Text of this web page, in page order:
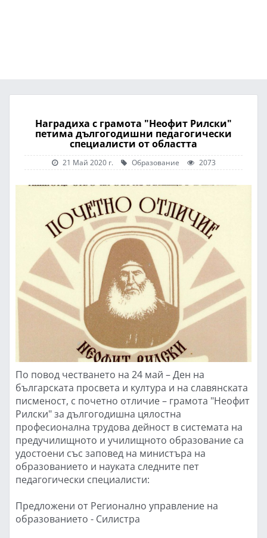
Наградиха с грамота "Неофит Рилски"
петима дългогодишни педагогически
специалисти от областта
21 Май 2020 г. Образование 2073
По повод честването на 24 май – Ден на
българската просвета и култура и на славянската
писменост, с почетно отличие – грамота "Неофит
Рилски" за дългогодишна цялостна
професионална трудова дейност в системата на
предучилищното и училищното образование са
удостоени със заповед на министъра на
образованието и науката следните пет
педагогически специалисти:
Предложени от Регионално управление на
образованието - Силистра